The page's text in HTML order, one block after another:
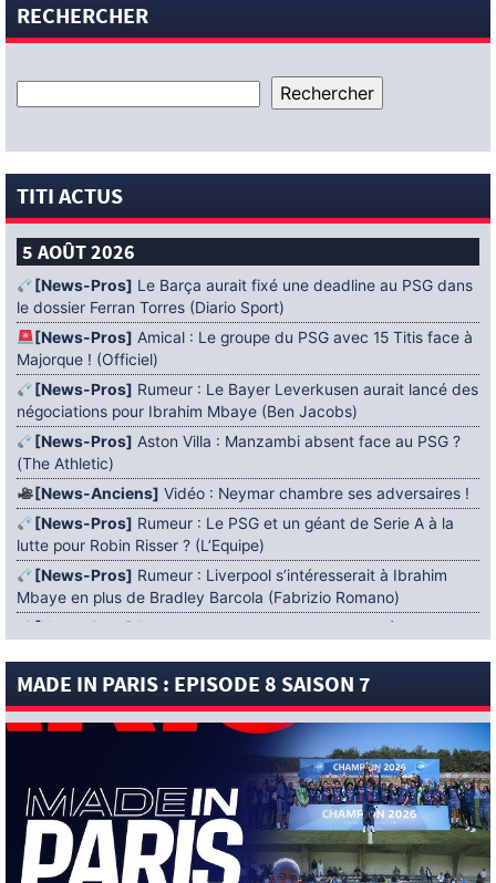
RECHERCHER
TITI ACTUS
5 AOÛT 2026
[News-Pros] Le Barça aurait fixé une deadline au PSG dans
le dossier Ferran Torres (Diario Sport)
[News-Pros] Amical : Le groupe du PSG avec 15 Titis face à
Majorque ! (Officiel)
[News-Pros] Rumeur : Le Bayer Leverkusen aurait lancé des
négociations pour Ibrahim Mbaye (Ben Jacobs)
[News-Pros] Aston Villa : Manzambi absent face au PSG ?
(The Athletic)
[News-Anciens] Vidéo : Neymar chambre ses adversaires !
[News-Pros] Rumeur : Le PSG et un géant de Serie A à la
lutte pour Robin Risser ? (L’Equipe)
[News-Pros] Rumeur : Liverpool s’intéresserait à Ibrahim
Mbaye en plus de Bradley Barcola (Fabrizio Romano)
[News-Pros]
Rumeur : Accord contractuel trouvé entre le
[News-Pros]Rumeur : Le PSG aurait lancé un ultimatum
4 AOÛT 2026
Mercato : Khalil Ayari prêté à Dunkerque
(Officiel)
[News-Anciens]Leverkusen : un retour de Diaby envisagé
(Foot Mercato)
[News-Formation]Nsoki va filer au Dinamo Zagreb
MADE IN PARIS : EPISODE 8 SAISON 7